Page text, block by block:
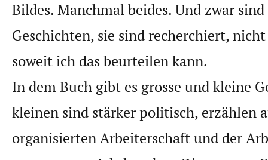
Bildes. Manchmal beides. Und zwar sind
Geschichten, sie sind recherchiert,
soweit ich das beurteilen kann.
In dem Buch gibt es grosse und kleine
kleinen sind stärker politisch, erzählen
organisierten Arbeiterschaft und der